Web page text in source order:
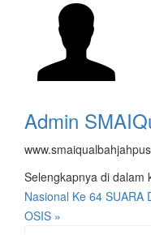
Admin
Selengkapnya di dalam
Nasional Ke 64 SUARA
OSIS »